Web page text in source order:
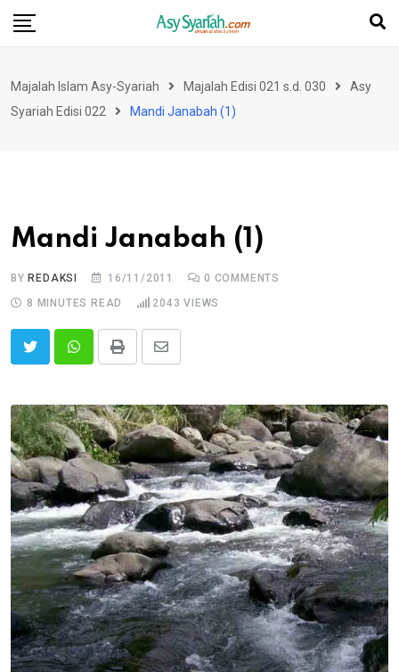
Skip
Majalah Islam Asy-Syariah Majalah Edisi 021 s.d. 030
Asy
Syariah Edisi 022
Mandi Janabah (1)
Mandi Janabah (1)
BYREDAKSI 16/11/2011 0 COMMENTS
8 MINUTES READ
2043 VIEWS
Print
Share
Email